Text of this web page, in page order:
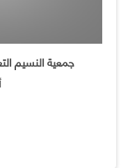
جمعية النسيم